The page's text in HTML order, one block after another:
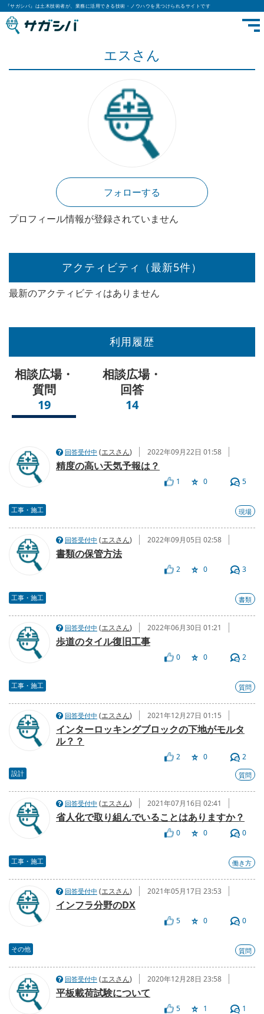
『サガシバ』は土木技術者が、業務に活用できる技術・ノウハウを見つけられるサイトです
エスさん
フォローする
プロフィール情報が登録されていません
アクティビティ（最新5件）
最新のアクティビティはありません
利用履歴
相談広場・
質問
19
相談広場・
回答
14
回答受付中 (エスさん) 2022年09月22日 01:58
精度の高い天気予報は？
1 0 5
工事・施工 現場
回答受付中 (エスさん) 2022年09月05日 02:58
書類の保管方法
2 0 3
工事・施工 書類
回答受付中 (エスさん) 2022年06月30日 01:21
歩道のタイル復旧工事
0 0 2
工事・施工 質問
回答受付中 (エスさん) 2021年12月27日 01:15
インターロッキングブロックの下地がモルタ
ル？？
2 0 2
設計 質問
回答受付中 (エスさん) 2021年07月16日 02:41
省人化で取り組んでいることはありますか？
0 0 0
工事・施工 働き方
回答受付中 (エスさん) 2021年05月17日 23:53
インフラ分野のDX
5 0 0
その他 質問
回答受付中 (エスさん) 2020年12月28日 23:58
平板載荷試験について
5 1 1